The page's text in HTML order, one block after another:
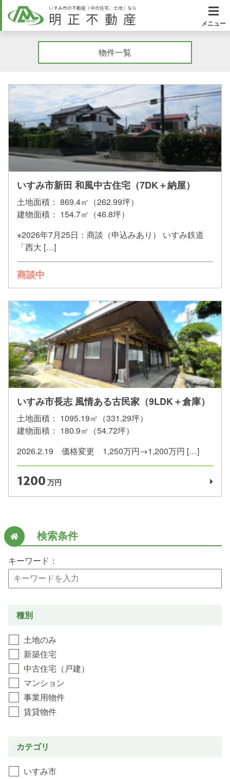
いすみ市の不動産（中古住宅、土地）なら
明正不動産 メニュー
物件一覧
検索条件
キーワード：
種別
土地のみ
新築住宅
中古住宅（戸建）
マンション
事業用物件
賃貸物件
カテゴリ
いすみ市
いすみ市新田 和風中古住宅（7DK＋納屋）
土地面積： 869.4㎡（262.99坪）
建物面積： 154.7㎡（46.8坪）
※2026年7月25日：商談（申込みあり） いすみ鉄道
「西大 […]
商談中
いすみ市長志 風情ある古民家（9LDK＋倉庫）
土地面積： 1095.19㎡（331.29坪）
建物面積： 180.9㎡（54.72坪）
2026.2.19 価格変更 1,250万円→1,200万円 […]
1200万円